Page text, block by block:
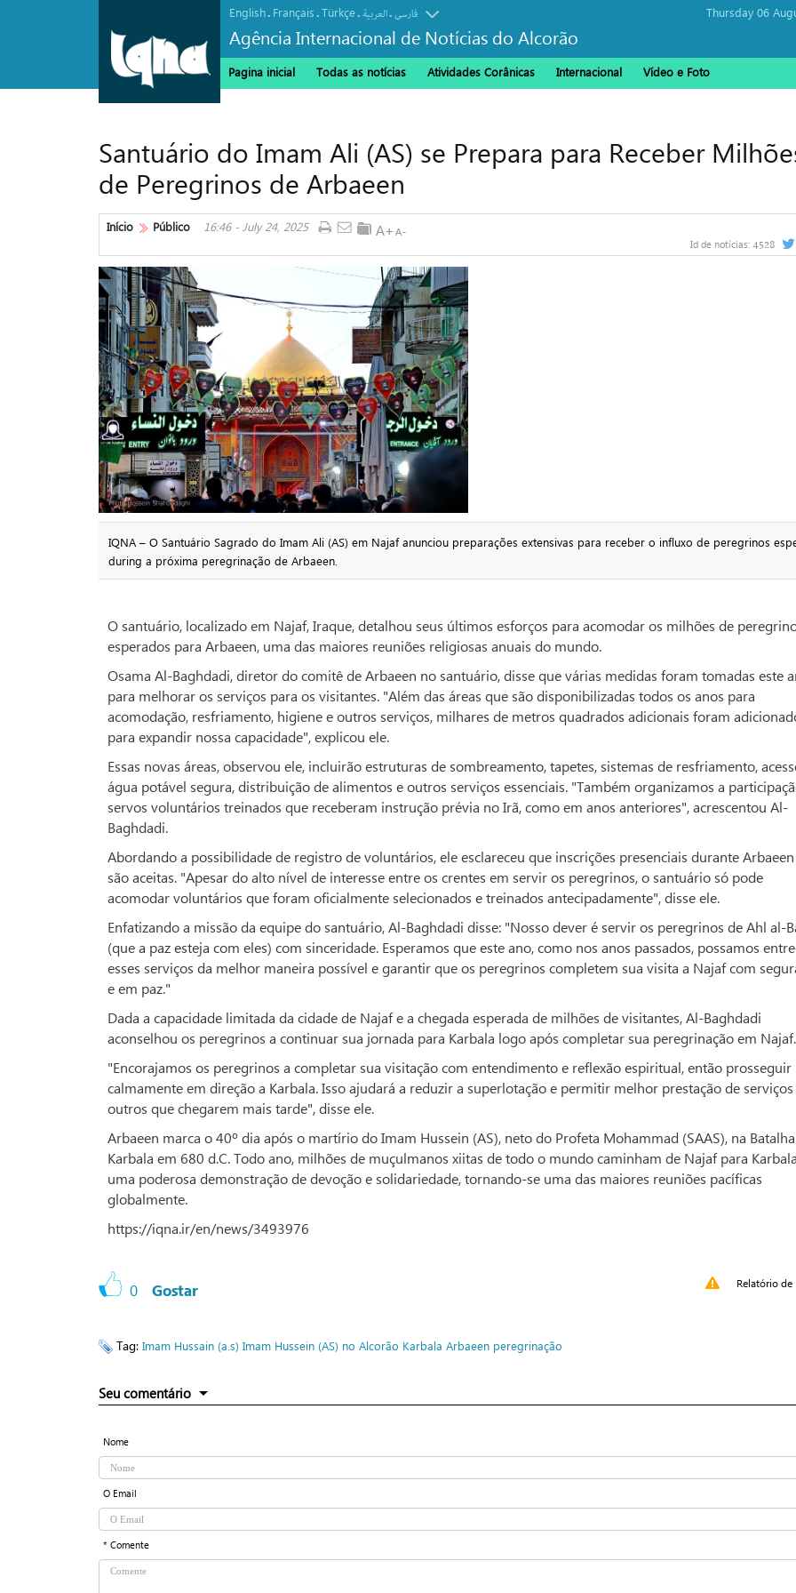
English. Français.Türkçe. العربیة.فارسی
Agência Internacional de Notícias do Alcorão
Thursday 06
Pagina inicial Todas as notícias Atividades Corânicas Internacional Vídeo e Foto
Santuário do Imam Ali (AS) se Prepara para Receber
de Peregrinos de Arbaeen
Início Público 16:46 - July 24, 2025
Id de notícias: 4528
IQNA – O Santuário Sagrado do Imam Ali (AS) em Najaf anunciou preparações extensivas para receber o influxo de peregrinos
during a próxima peregrinação de Arbaeen.
O santuário, localizado em Najaf, Iraque, detalhou seus últimos esforços para acomodar os milhões de
esperados para Arbaeen, uma das maiores reuniões religiosas anuais do mundo.
Osama Al-Baghdadi, diretor do comitê de Arbaeen no santuário, disse que várias medidas foram tomadas este
para melhorar os serviços para os visitantes. "Além das áreas que são disponibilizadas todos os anos para
acomodação, resfriamento, higiene e outros serviços, milhares de metros quadrados adicionais foram
para expandir nossa capacidade", explicou ele.
Essas novas áreas, observou ele, incluirão estruturas de sombreamento, tapetes, sistemas de resfriamento,
água potável segura, distribuição de alimentos e outros serviços essenciais. "Também organizamos a
servos voluntários treinados que receberam instrução prévia no Irã, como em anos anteriores", acrescentou Al-
Baghdadi.
Abordando a possibilidade de registro de voluntários, ele esclareceu que inscrições presenciais durante
são aceitas. "Apesar do alto nível de interesse entre os crentes em servir os peregrinos, o santuário só pode
acomodar voluntários que foram oficialmente selecionados e treinados antecipadamente", disse ele.
Enfatizando a missão da equipe do santuário, Al-Baghdadi disse: "Nosso dever é servir os peregrinos de Ahl al-
(que a paz esteja com eles) com sinceridade. Esperamos que este ano, como nos anos passados, possamos
esses serviços da melhor maneira possível e garantir que os peregrinos completem sua visita a Najaf com
e em paz."
Dada a capacidade limitada da cidade de Najaf e a chegada esperada de milhões de visitantes, Al-Baghdadi
aconselhou os peregrinos a continuar sua jornada para Karbala logo após completar sua peregrinação em Najaf.
"Encorajamos os peregrinos a completar sua visitação com entendimento e reflexão espiritual, então prosseguir
calmamente em direção a Karbala. Isso ajudará a reduzir a superlotação e permitir melhor prestação de
outros que chegarem mais tarde", disse ele.
Arbaeen marca o 40º dia após o martírio do Imam Hussein (AS), neto do Profeta Mohammad (SAAS), na
Karbala em 680 d.C. Todo ano, milhões de muçulmanos xiitas de todo o mundo caminham de Najaf para
uma poderosa demonstração de devoção e solidariedade, tornando-se uma das maiores reuniões pacíficas
globalmente.
https://iqna.ir/en/news/3493976
0 Gostar Relatório de
Tag: Imam Hussain (a.s) Imam Hussein (AS) no Alcorão Karbala Arbaeen peregrinação
Seu comentário
Nome
O Email
* Comente